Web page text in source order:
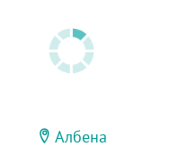
Албена